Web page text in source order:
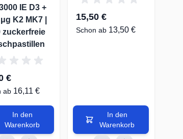
IE D3 +
K2 MK7 |
zuckerfreie
€
ab 16,11 €
In den
Warenkorb
15,50 €
Schon ab 13,50 €
In den
Warenkorb